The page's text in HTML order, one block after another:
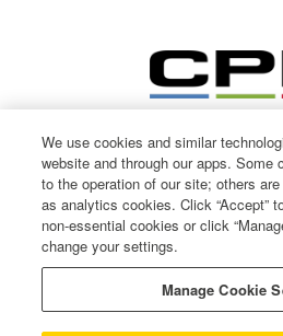
© CPM International 2026
Terms of use
We use cookies and similar
website and through our apps. Some
to the operation of our site; others
as analytics cookies. Click “Accept”
non-essential cookies or click
change your settings.
Manage Cookie